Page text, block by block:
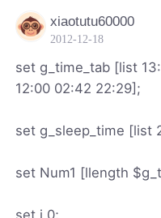
xiaotutu60000
2012-12-18
set g_time_tab [list
12:00 02:42 22:29];
set g_sleep_time [list
set Num1 [llength
set i 0;